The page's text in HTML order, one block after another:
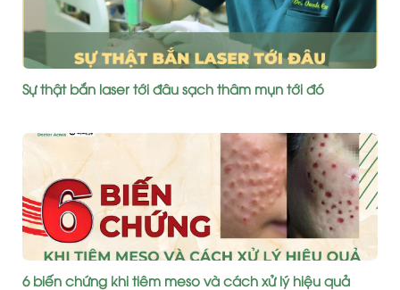
Sự thật bắn laser tới đâu sạch thâm mụn tới đó
6 biến chứng khi tiêm meso và cách xử lý hiệu quả